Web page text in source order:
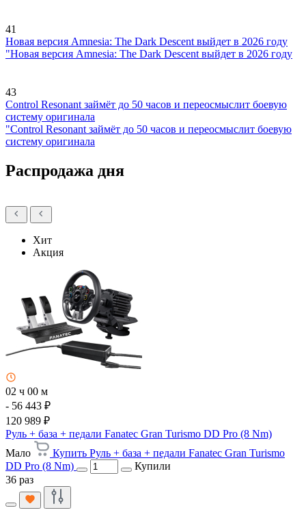
41
Новая версия Amnesia: The Dark Descent выйдет в 2026 году
"Новая версия Amnesia: The Dark Descent выйдет в 2026 году
43
Control Resonant займёт до 50 часов и переосмыслит боевую
систему оригинала
"Control Resonant займёт до 50 часов и переосмыслит боевую
систему оригинала
Распродажа дня
Хит
Акция
02 ч 00 м
- 56 443 ₽
120 989 ₽
Руль + база + педали Fanatec Gran Turismo DD Pro (8 Nm)
Мало
Купить Руль + база + педали Fanatec Gran Turismo
DD Pro (8 Nm)
Купили
36 раз